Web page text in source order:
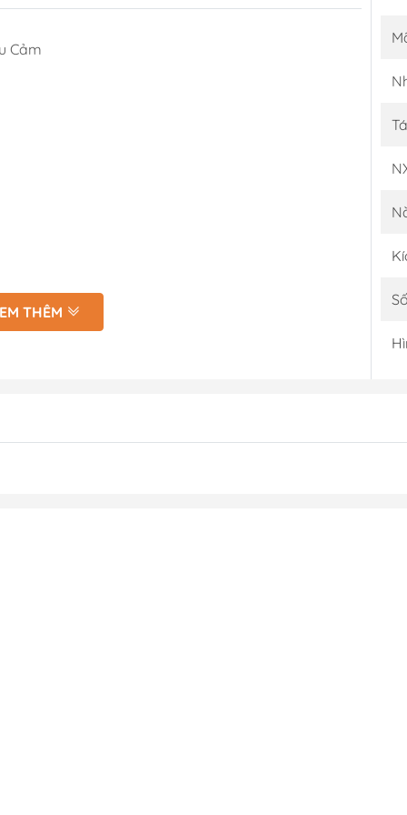
Cảm
thường phân tích thủ đoạn gây án, cách bố trí
giới tính, tuổi tác, nghề nghiệp, đặc trưng ngoại
xảy ra.
được phá nhờ sự hỗ trợ của chuyên viên lập hồ
kể đến Đơn vị Phân tích hành vi (BAU) thuộc Cục
một người không thống nhất với nhau, chỉ một biểu
tiết lộ sự thật.
đối phương không thể có bất kỳ bí mật nào trước
rõ một người trong thời gian ngắn nhất, nhìn
THÊM